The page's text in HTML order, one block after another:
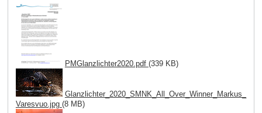
PMGlanzlichter2020.pdf (339 KB)
Glanzlichter_2020_SMNK_All_Over_Winner_Markus_
Varesvuo.jpg (8 MB)